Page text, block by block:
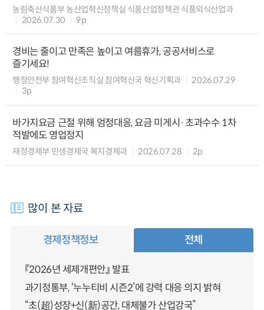
농림축산식품부 농산업혁신정책실 식품산업정책관 식품외식산업과
2026.07.30
9p
경비는 줄이고 만족은 높이고 여름휴가, 공공서비스로
즐기세요!
행정안전부 참여혁신조직실 참여혁신국 혁신기획과
2026.07.29
3p
바가지요금 근절 위해 엄정대응, 요금 미게시·초과수수 1차
적발에도 영업정지
재정경제부 민생경제국 복지경제과 2026.07.28 2p
많이 본 자료
경제정책정보 전체
『2026년 세제개편안』 발표
과기정통부, ‘누누티비 시즌2’에 강력 대응 의지 밝혀
“초(超)성장+신(新)공간, 대체불가 산업강국”